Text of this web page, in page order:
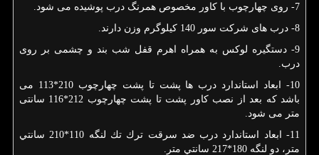
7- روی چهارچوب با کاور مخصوص همرنگ درب پوشیده می شود.
8- درب های شرکت سور 140 کیلوگرم وزن دارند.
9- دستگیره لوکس به همراه اهرم قفل شب بند و چشمی بر روی
درب.
10- ابعاد استاندارد درب ها پشت تا پشت چهارچوب 210*113 می
باشد که بعد از نصب کاور پشت تا پشت چهارچوب 212*116 سانتی
متر می شود.
11- ابعاد استاندارد درب ضد سرقت ترك تك لنگه 110*210 سانتي
متر، دو لنگه 180*217 سانتي متر.